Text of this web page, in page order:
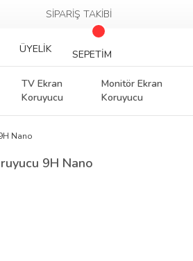
SİPARİŞ TAKİBİ
ÜYELİK SEPETİM
TV Ekran
Koruyucu
Monitör Ekran
Koruyucu
Nano
9H Nano